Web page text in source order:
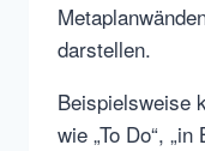
darstellen.
Beispielsweise
wie „To Do“,